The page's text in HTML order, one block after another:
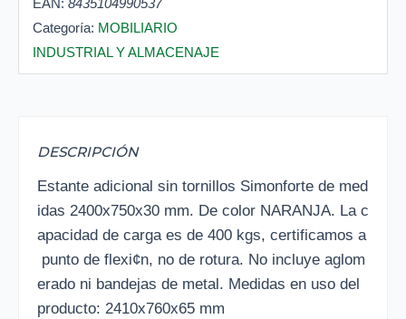
EAN: 8435104990537
Categoría: MOBILIARIO
INDUSTRIAL Y ALMACENAJE
DESCRIPCIÓN
Estante adicional sin tornillos Simonforte de med
idas 2400x750x30 mm. De color NARANJA. La c
apacidad de carga es de 400 kgs, certificamos a
punto de flexi¢n, no de rotura. No incluye aglom
erado ni bandejas de metal. Medidas en uso del
producto: 2410x760x65 mm